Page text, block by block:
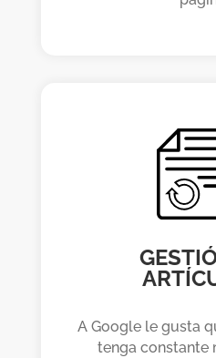
A Google le gusta
tenga constante